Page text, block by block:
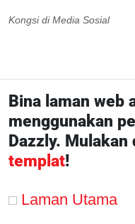
Kongsi di Media Sosial
Bina laman web
menggunakan
Dazzly. Mulakan
templat!
Laman Utama